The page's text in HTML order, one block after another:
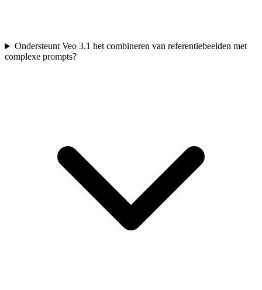
Ondersteunt Veo 3.1 het combineren van referentiebeelden met
complexe prompts?